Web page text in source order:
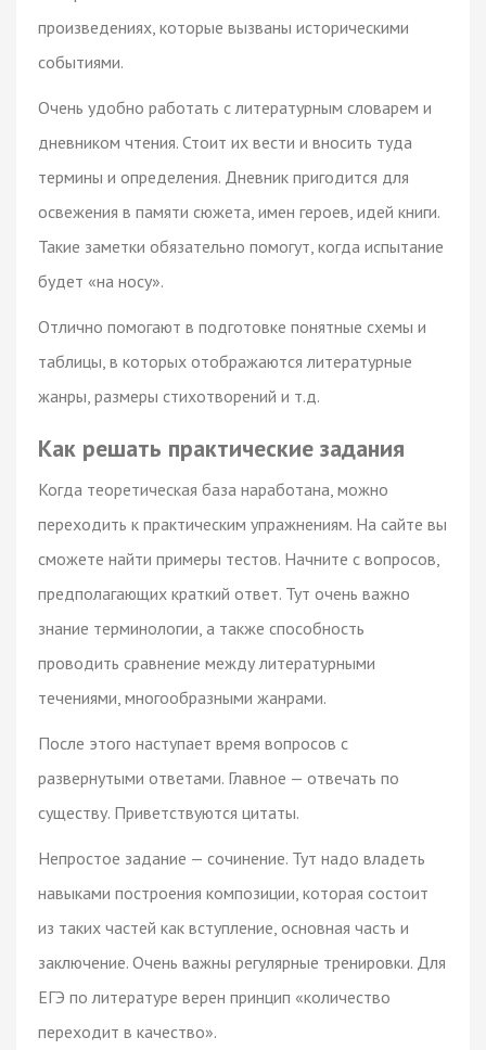
произведениях, которые вызваны историческими
событиями.
Очень удобно работать с литературным словарем и
дневником чтения. Стоит их вести и вносить туда
термины и определения. Дневник пригодится для
освежения в памяти сюжета, имен героев, идей книги.
Такие заметки обязательно помогут, когда испытание
будет «на носу».
Отлично помогают в подготовке понятные схемы и
таблицы, в которых отображаются литературные
жанры, размеры стихотворений и т.д.
Как решать практические задания
Когда теоретическая база наработана, можно
переходить к практическим упражнениям. На сайте вы
сможете найти примеры тестов. Начните с вопросов,
предполагающих краткий ответ. Тут очень важно
знание терминологии, а также способность
проводить сравнение между литературными
течениями, многообразными жанрами.
После этого наступает время вопросов с
развернутыми ответами. Главное — отвечать по
существу. Приветствуются цитаты.
Непростое задание — сочинение. Тут надо владеть
навыками построения композиции, которая состоит
из таких частей как вступление, основная часть и
заключение. Очень важны регулярные тренировки. Для
ЕГЭ по литературе верен принцип «количество
переходит в качество».